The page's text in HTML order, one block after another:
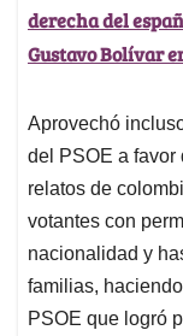
derecha del
Gustavo Bolívar
Aprovechó
del PSOE a favor
relatos de
votantes con
nacionalidad y
familias,
PSOE que logró